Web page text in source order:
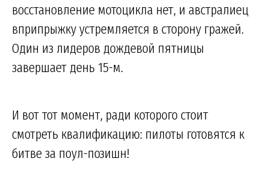
восстановление мотоцикла нет, и австралиец
вприпрыжку устремляется в сторону гражей.
Один из лидеров дождевой пятницы
завершает день 15-м.
И вот тот момент, ради которого стоит
смотреть квалификацию: пилоты готовятся к
битве за поул-позишн!